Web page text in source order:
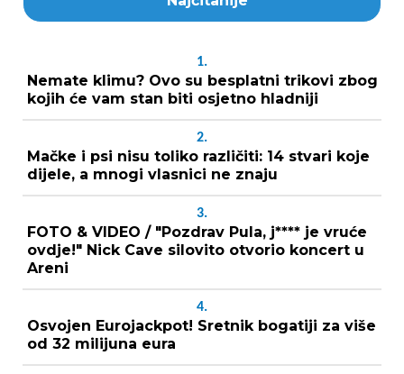
1.
Nemate klimu? Ovo su besplatni trikovi zbog
kojih će vam stan biti osjetno hladniji
2.
Mačke i psi nisu toliko različiti: 14 stvari koje
dijele, a mnogi vlasnici ne znaju
3.
FOTO & VIDEO / "Pozdrav Pula, j**** je vruće
ovdje!" Nick Cave silovito otvorio koncert u
Areni
4.
Osvojen Eurojackpot! Sretnik bogatiji za više
od 32 milijuna eura